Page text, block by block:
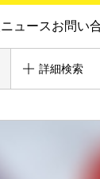
ニュースお問い
詳細検索